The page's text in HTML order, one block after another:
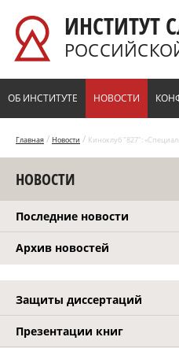
ИНСТИТУТ
ОБ ИНСТИТУТЕ НОВОСТИ
Главная / Новости / Киноклуб "827":
НОВОСТИ
Последние новости
Архив новостей
Защиты диссертаций
Презентации книг